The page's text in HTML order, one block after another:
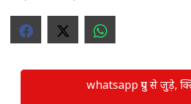
whatsapp ग्रुप से जुड़े,